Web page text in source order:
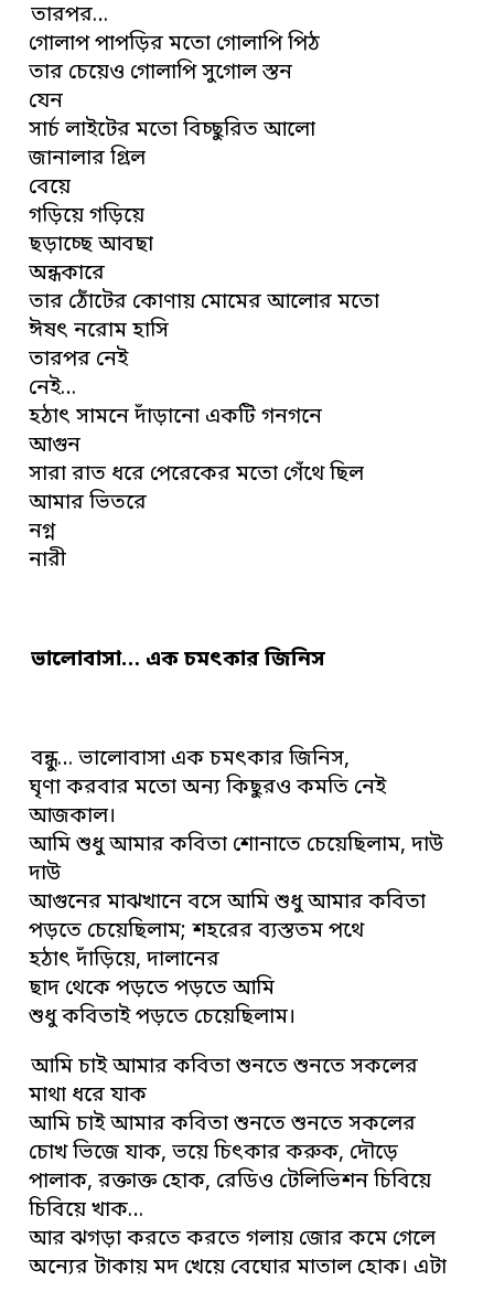
তারপর…
গোলাপ পাপড়ির মতো গোলাপি পিঠ
তার চেয়েও গোলাপি সুগোল স্তন
যেন
সার্চ লাইটের মতো বিচ্ছুরিত আলো
জানালার গ্রিল
বেয়ে
গড়িয়ে গড়িয়ে
ছড়াচ্ছে আবছা
অন্ধকারে
তার ঠোঁটের কোণায় মোমের আলোর মতো
ঈষৎ নরোম হাসি
তারপর নেই
নেই…
হঠাৎ সামনে দাঁড়ানো একটি গনগনে
আগুন
সারা রাত ধরে পেরেকের মতো গেঁথে ছিল
আমার ভিতরে
নগ্ন
নারী
ভালোবাসা… এক চমৎকার জিনিস
বন্ধু… ভালোবাসা এক চমৎকার জিনিস,
ঘৃণা করবার মতো অন্য কিছুরও কমতি নেই
আজকাল।
আমি শুধু আমার কবিতা শোনাতে চেয়েছিলাম, দাউ
দাউ
আগুনের মাঝখানে বসে আমি শুধু আমার কবিতা
পড়তে চেয়েছিলাম; শহরের ব্যস্ততম পথে
হঠাৎ দাঁড়িয়ে, দালানের
ছাদ থেকে পড়তে পড়তে আমি
শুধু কবিতাই পড়তে চেয়েছিলাম।
আমি চাই আমার কবিতা শুনতে শুনতে সকলের
মাথা ধরে যাক
আমি চাই আমার কবিতা শুনতে শুনতে সকলের
চোখ ভিজে যাক, ভয়ে চিৎকার করুক, দৌড়ে
পালাক, রক্তাক্ত হোক, রেডিও টেলিভিশন চিবিয়ে
চিবিয়ে খাক…
আর ঝগড়া করতে করতে গলায় জোর কমে গেলে
অন্যের টাকায় মদ খেয়ে বেঘোর মাতাল হোক। এটা